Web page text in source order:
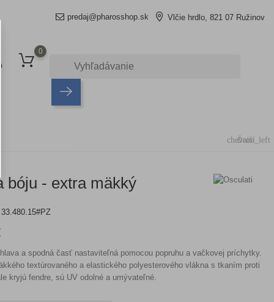
predaj@pharosshop.sk Vlčie hrdlo, 821 07 Ružinov
0
chevron_left
Ďalší
bóju - extra mäkký
33.480.15#PZ
a spodná časť nastaviteľná pomocou popruhu a vačkovej príchytky.
textúrovaného a elastického polyesterového vlákna s tkaním proti
kryjú fendre, sú UV odolné a umývateľné.